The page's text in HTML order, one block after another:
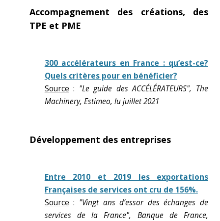
Accompagnement des créations, des
TPE et PME
300 accélérateurs en France : qu’est-ce?
Quels critères pour en bénéficier?
Source : "Le guide des ACCÉLÉRATEURS", The
Machinery, Estimeo, lu juillet 2021
Développement des entreprises
Entre 2010 et 2019 les exportations
Françaises de services ont cru de 156%.
Source : "Vingt ans d’essor des échanges de
services de la France", Banque de France,